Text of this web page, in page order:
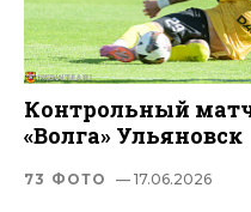
Контрольный матч
«Волга» Ульяновск
73 ФОТО — 17.06.2026